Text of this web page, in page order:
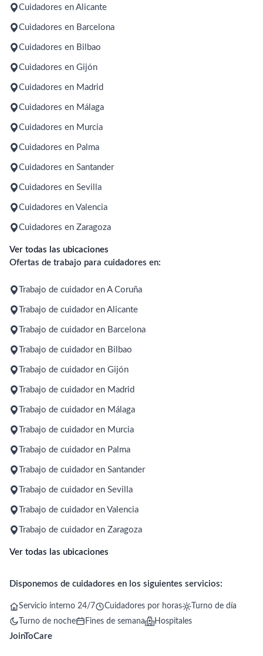
Cuidadores en Alicante
Cuidadores en Barcelona
Cuidadores en Bilbao
Cuidadores en Gijón
Cuidadores en Madrid
Cuidadores en Málaga
Cuidadores en Murcia
Cuidadores en Palma
Cuidadores en Santander
Cuidadores en Sevilla
Cuidadores en Valencia
Cuidadores en Zaragoza
Ver todas las ubicaciones
Ofertas de trabajo para cuidadores en:
Trabajo de cuidador en A Coruña
Trabajo de cuidador en Alicante
Trabajo de cuidador en Barcelona
Trabajo de cuidador en Bilbao
Trabajo de cuidador en Gijón
Trabajo de cuidador en Madrid
Trabajo de cuidador en Málaga
Trabajo de cuidador en Murcia
Trabajo de cuidador en Palma
Trabajo de cuidador en Santander
Trabajo de cuidador en Sevilla
Trabajo de cuidador en Valencia
Trabajo de cuidador en Zaragoza
Ver todas las ubicaciones
Disponemos de cuidadores en los siguientes servicios:
Servicio interno 24/7 Cuidadores por horas
Turno de día
Turno de noche
Fines de semana Hospitales
JoinToCare